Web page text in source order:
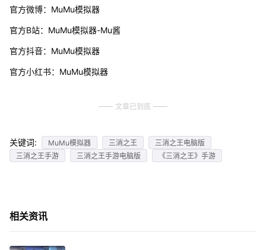
官方微博：MuMu模拟器
官方B站：MuMu模拟器-Mu酱
官方抖音：MuMu模拟器
官方小红书：MuMu模拟器
文章已到底
关键词: MuMu模拟器 三消之王
三消之王电脑版
三消之王手游
三消之王手游电脑版 《三消之王》手游
相关资讯